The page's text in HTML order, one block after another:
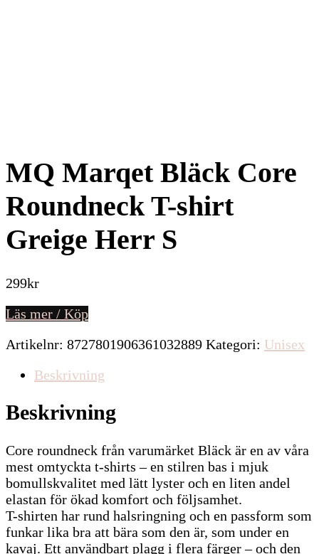
MQ Marqet Bläck Core
Roundneck T-shirt
Greige Herr S
299kr
Läs mer / Köp
Artikelnr: 8727801906361032889 Kategori: Unisex
Beskrivning
Beskrivning
Core roundneck från varumärket Bläck är en av våra
mest omtyckta t-shirts – en stilren bas i mjuk
bomullskvalitet med lätt lyster och en liten andel
elastan för ökad komfort och följsamhet.
T-shirten har rund halsringning och en passform som
funkar lika bra att bära som den är, som under en
kavaj. Ett användbart plagg i flera färger – och den